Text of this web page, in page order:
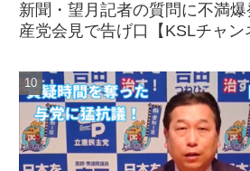
新聞・望月記者の質問に不満
産党会見で告げ口【KSLチャン